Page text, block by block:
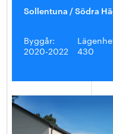
Sollentuna / Södra
Byggår:
2020-2022
430